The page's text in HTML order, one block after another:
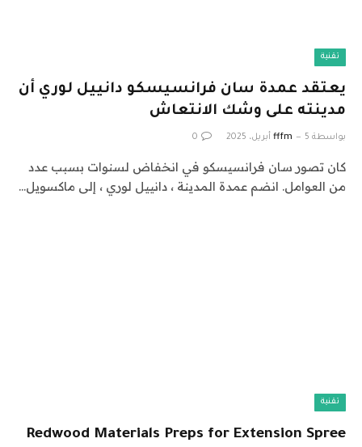
تقنية
يعتقد عمدة سان فرانسيسكو دانييل لوري أن
مدينته على وشك الانتعاش
بواسطة fffm 5 أبريل، 2025 0
كان تصور سان فرانسيسكو في انخفاض لسنوات بسبب عدد
من العوامل. انضم عمدة المدينة ، دانييل لوري ، إلى ماكسويل…
تقنية
Redwood Materials Preps for Extension Spree